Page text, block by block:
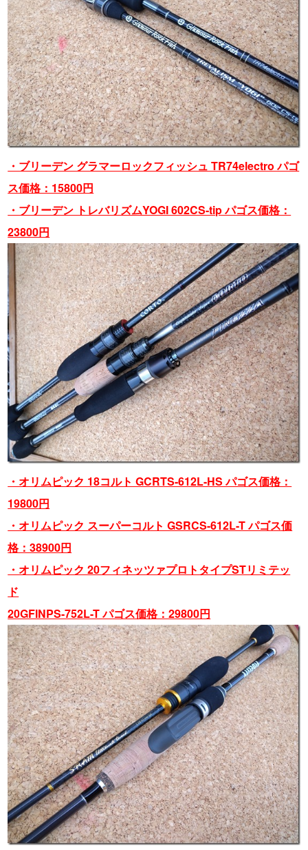
・ブリーデン グラマーロックフィッシュ TR74electro パゴ
ス価格：15800円
・ブリーデン トレバリズムYOGI 602CS-tip パゴス価格：
23800円
・オリムピック 18コルト GCRTS-612L-HS パゴス価格：
19800円
・オリムピック スーパーコルト GSRCS-612L-T パゴス価
格：38900円
・オリムピック 20フィネッツァプロトタイプSTリミテッ
ド
20GFINPS-752L-T パゴス価格：29800円